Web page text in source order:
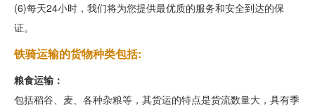
(6)每天24小时，我们将为您提供最优质的服务和安全到达的保
证。
铁骑运输的货物种类包括:
粮食运输：
包括稻谷、麦、各种杂粮等，其货运的特点是货流数量大，具有季